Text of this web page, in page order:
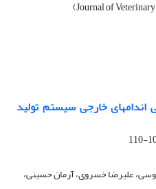
اندامهای خارجی سیستم تولید
علیرضا خسروی، آرمان حسینی،